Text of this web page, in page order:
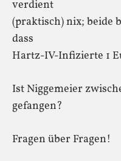
verdient
(praktisch) nix; beide
dass
Hartz-IV-Infizierte 1
Ist Niggemeier
gefangen?
Fragen über Fragen!